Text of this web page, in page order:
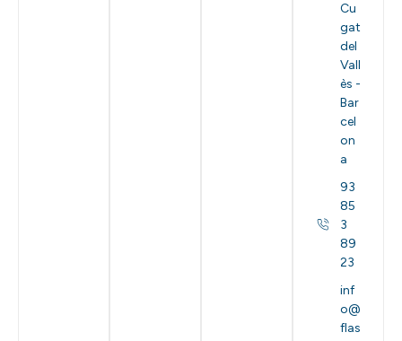
Cu
gat
del
Vall
ès -
Bar
cel
on
a
93
85
3
89
23
inf
o@
flas